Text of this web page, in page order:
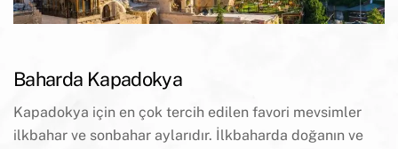
Baharda Kapadokya
Kapadokya için en çok tercih edilen favori mevsimler
ilkbahar ve sonbahar aylarıdır. İlkbaharda doğanın ve